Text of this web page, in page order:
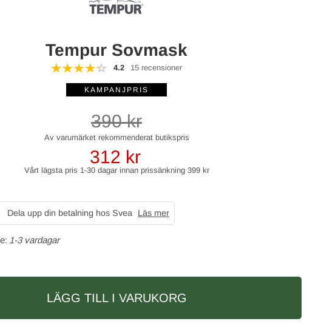
Tempur Sovmask
4.2 15 recensioner
390kr
312 kr
Vårt lägsta pris 1-30 dagar innan prissänkning 399 kr
Dela upp din betalning hos Svea Läs mer
1-3 vardagar
LÄGG TILL I VARUKORG